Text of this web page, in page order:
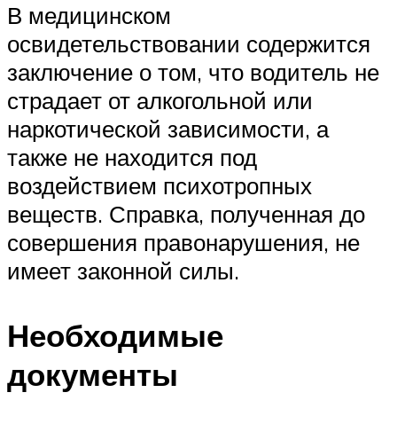
В медицинском
освидетельствовании содержится
заключение о том, что водитель не
страдает от алкогольной или
наркотической зависимости, а
также не находится под
воздействием психотропных
веществ. Справка, полученная до
совершения правонарушения, не
имеет законной силы.
Необходимые
документы